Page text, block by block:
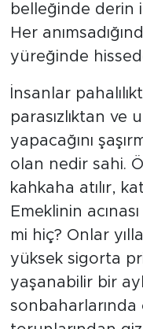
belleğinde derin
Her
yüreğinde
İnsanlar
parasızlıktan ve
yapacağını
olan nedir sahi.
kahkaha atılır,
Emeklinin
mi hiç? Onlar
yüksek sigorta
yaşanabilir bir
sonbaharlarında